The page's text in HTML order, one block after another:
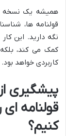
همیشه یک نسخه
قولنامه ها،
نگه دارید. این
کمک می کند، بلکه
کاربردی خواهد بود.
پیشگیری
قولنامه
کنیم؟